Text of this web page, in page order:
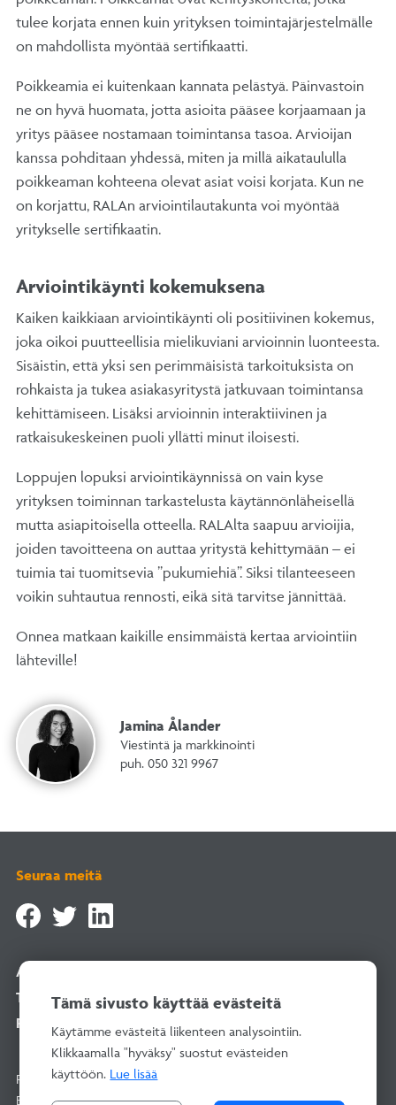
tulee korjata ennen kuin yrityksen toimintajärjestelmälle
on mahdollista myöntää sertifikaatti.
Poikkeamia ei kuitenkaan kannata pelästyä. Päinvastoin
ne on hyvä huomata, jotta asioita pääsee korjaamaan ja
yritys pääsee nostamaan toimintansa tasoa. Arvioijan
kanssa pohditaan yhdessä, miten ja millä aikataululla
poikkeaman kohteena olevat asiat voisi korjata. Kun ne
on korjattu, RALAn arviointilautakunta voi myöntää
yritykselle sertifikaatin.
Arviointikäynti kokemuksena
Kaiken kaikkiaan arviointikäynti oli positiivinen kokemus,
joka oikoi puutteellisia mielikuviani arvioinnin luonteesta.
Sisäistin, että yksi sen perimmäisistä tarkoituksista on
rohkaista ja tukea asiakasyritystä jatkuvaan toimintansa
kehittämiseen. Lisäksi arvioinnin interaktiivinen ja
ratkaisukeskeinen puoli yllätti minut iloisesti.
Loppujen lopuksi arviointikäynnissä on vain kyse
yrityksen toiminnan tarkastelusta käytännönläheisellä
mutta asiapitoisella otteella. RALAlta saapuu arvioijia,
joiden tavoitteena on auttaa yritystä kehittymään – ei
tuimia tai tuomitsevia ”pukumiehiä”. Siksi tilanteeseen
voikin suhtautua rennosti, eikä sitä tarvitse jännittää.
Onnea matkaan kaikille ensimmäistä kertaa arviointiin
lähteville!
Jamina Ålander
Viestintä ja markkinointi
puh. 050 321 9967
Seuraa meitä
Asiointipalvelu
Tilaa uutiskirje
Rekisteriselosteet
Rakentamisen Laatu RALA ry
Bertel Jungin aukio 1–9, 02600 Espoo
Tämä sivusto käyttää evästeitä
Käytämme evästeitä liikenteen analysointiin.
Klikkaamalla "hyväksy" suostut evästeiden
käyttöön. Lue lisää